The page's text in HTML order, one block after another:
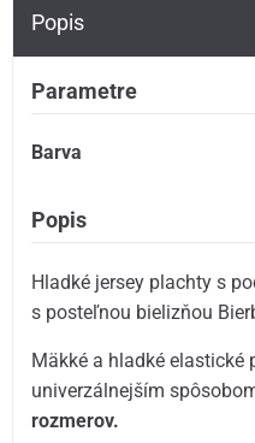
Popis
Parametre
Barva
Popis
Hladké jersey plachty s
s posteľnou bielizňou
Mäkké a hladké elastické
univerzálnejším
rozmerov.